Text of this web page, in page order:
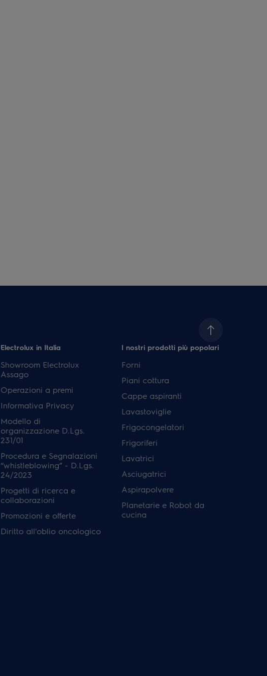
Electrolux in Italia
Showroom Electrolux
Assago
Operazioni a premi
Informativa Privacy
Modello di
organizzazione D.Lgs.
231/01
Procedura e Segnalazioni
“whistleblowing” - D.Lgs.
24/2023
Progetti di ricerca e
collaborazioni
Promozioni e offerte
Diritto all'oblio oncologico
I nostri prodotti più popolari
Forni
Piani cottura
Cappe aspiranti
Lavastoviglie
Frigocongelatori
Frigoriferi
Lavatrici
Asciugatrici
Aspirapolvere
Planetarie e Robot da
cucina